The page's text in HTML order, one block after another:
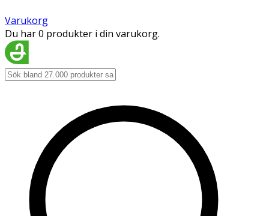
Varukorg
Du har 0 produkter i din varukorg.